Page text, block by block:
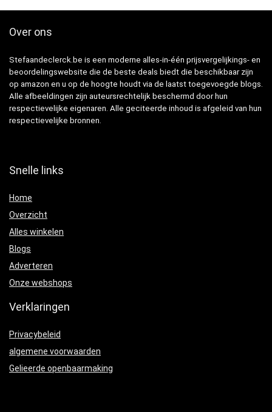
Over ons
Stefaandeclerck.be is een moderne alles-in-één prijsvergelijkings- en
beoordelingswebsite die de beste deals biedt die beschikbaar zijn
op amazon en u op de hoogte houdt via de laatst toegevoegde blogs.
Alle afbeeldingen zijn auteursrechtelijk beschermd door hun
respectievelijke eigenaren. Alle geciteerde inhoud is afgeleid van hun
respectievelijke bronnen.
Snelle links
Home
Overzicht
Alles winkelen
Blogs
Adverteren
Onze webshops
Verklaringen
Privacybeleid
algemene voorwaarden
Gelieerde openbaarmaking